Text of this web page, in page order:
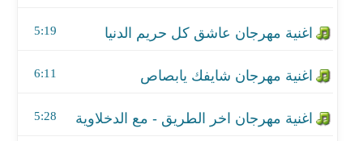
5:19
6:11
5:28
اغنية مهرجان عيون حسودة - مع حمو بيكا
اغنية مهرجان فاكهه بمتلكها